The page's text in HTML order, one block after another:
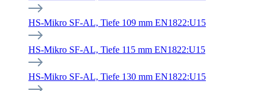
HS-Mikro SF-AL, Tiefe 109 mm EN1822:U15
HS-Mikro SF-AL, Tiefe 115 mm EN1822:U15
HS-Mikro SF-AL, Tiefe 130 mm EN1822:U15